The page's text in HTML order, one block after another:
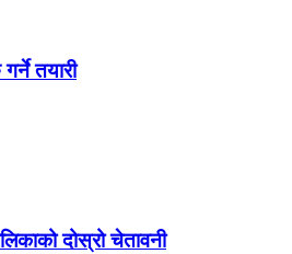
तयारी
दोस्रो चेतावनी